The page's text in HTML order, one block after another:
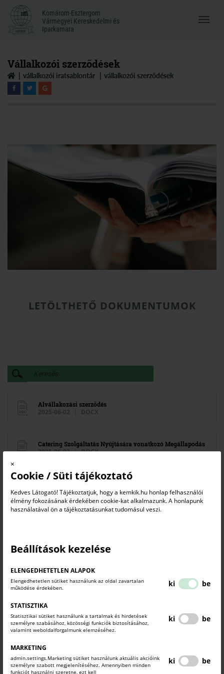
×
Cookie / Süti tájékoztató
Kedves Látogató! Tájékoztatjuk, hogy a kemkik.hu honlap felhasználói
élmény fokozásának érdekében cookie-kat alkalmazunk. A honlapunk
használatával ön a tájékoztatásunkat tudomásul veszi.
Beállítások kezelése
ELENGEDHETETLEN ALAPOK
Elengedhetetlen sütiket használunk az oldal zavartalan
működése érdekében.
ki be
STATISZTIKA
Statisztikai sütiket használunk a tartalmak és hirdetések
személyre szabásához, közösségi funkciók biztosításához,
valamint weboldalforgalmunk elemzéséhez.
ki be
MARKETING
admin.settings.Marketing sütiket használunk aktuális akcióink
személyre szabott megjelenítéséhez. Amennyiben minden
funkciót használni szeretne, ezt kell
ki be
Komárom-Esztergom
Vármegyei Kereskedelmi és
Iparkamara
Komárom-Esztergom
Vármegyei Kereskedelmi és
Iparkamara
Menü
Vállalkozói szerződések
vállalkozói iratsablontár vállalkozói szerződések
LETÖLTHETŐ DOKUMENTUMOK
Alvállakozási szerződés
2025-06-02 DOCX
Catering Szolgáltatás Nyújtására vonatkozó Megállapodás
2025-06-02 DOCX
Építési szerződés
2025-06-02 DOC
2025-06-02 DOCX
Vállakozási szerződés
2025-06-02
2025-06-02